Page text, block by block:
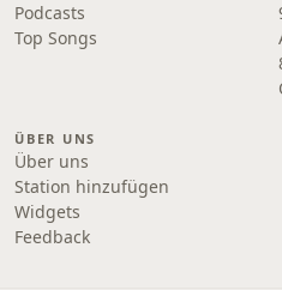
Podcasts
Top Songs
ÜBER UNS
Über uns
Station hinzufügen
Widgets
Feedback